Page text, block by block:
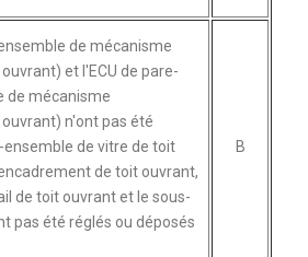
de mécanisme
et l'ECU de pare-
de mécanisme
n'ont pas été
de vitre de toit
de toit ouvrant,
de toit ouvrant et le sous-
pas été réglés ou déposés
B